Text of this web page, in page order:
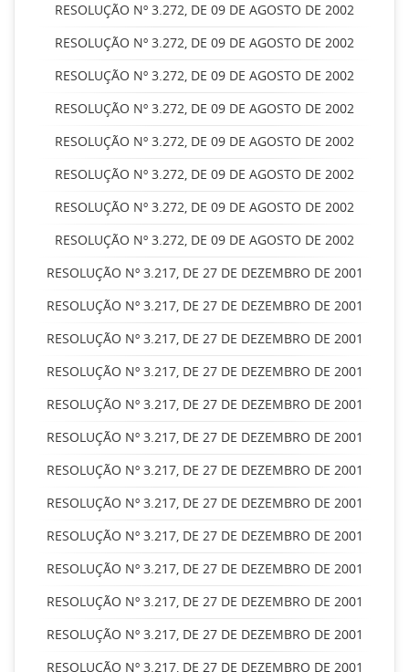
RESOLUÇÃO Nº 3.272, DE 09 DE AGOSTO DE 2002
RESOLUÇÃO Nº 3.272, DE 09 DE AGOSTO DE 2002
RESOLUÇÃO Nº 3.272, DE 09 DE AGOSTO DE 2002
RESOLUÇÃO Nº 3.272, DE 09 DE AGOSTO DE 2002
RESOLUÇÃO Nº 3.272, DE 09 DE AGOSTO DE 2002
RESOLUÇÃO Nº 3.272, DE 09 DE AGOSTO DE 2002
RESOLUÇÃO Nº 3.272, DE 09 DE AGOSTO DE 2002
RESOLUÇÃO Nº 3.272, DE 09 DE AGOSTO DE 2002
RESOLUÇÃO Nº 3.217, DE 27 DE DEZEMBRO DE 2001
RESOLUÇÃO Nº 3.217, DE 27 DE DEZEMBRO DE 2001
RESOLUÇÃO Nº 3.217, DE 27 DE DEZEMBRO DE 2001
RESOLUÇÃO Nº 3.217, DE 27 DE DEZEMBRO DE 2001
RESOLUÇÃO Nº 3.217, DE 27 DE DEZEMBRO DE 2001
RESOLUÇÃO Nº 3.217, DE 27 DE DEZEMBRO DE 2001
RESOLUÇÃO Nº 3.217, DE 27 DE DEZEMBRO DE 2001
RESOLUÇÃO Nº 3.217, DE 27 DE DEZEMBRO DE 2001
RESOLUÇÃO Nº 3.217, DE 27 DE DEZEMBRO DE 2001
RESOLUÇÃO Nº 3.217, DE 27 DE DEZEMBRO DE 2001
RESOLUÇÃO Nº 3.217, DE 27 DE DEZEMBRO DE 2001
RESOLUÇÃO Nº 3.217, DE 27 DE DEZEMBRO DE 2001
RESOLUÇÃO Nº 3.217, DE 27 DE DEZEMBRO DE 2001